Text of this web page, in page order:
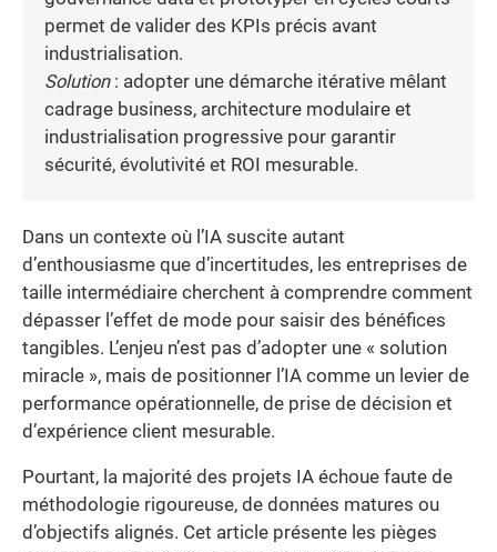
permet de valider des KPIs précis avant
industrialisation.
Solution: adopter une démarche itérative mêlant
cadrage business, architecture modulaire et
industrialisation progressive pour garantir
sécurité, évolutivité et ROI mesurable.
Dans un contexte où l’IA suscite autant
d’enthousiasme que d’incertitudes, les entreprises de
taille intermédiaire cherchent à comprendre comment
dépasser l’effet de mode pour saisir des bénéfices
tangibles. L’enjeu n’est pas d’adopter une « solution
miracle », mais de positionner l’IA comme un levier de
performance opérationnelle, de prise de décision et
d’expérience client mesurable.
Pourtant, la majorité des projets IA échoue faute de
méthodologie rigoureuse, de données matures ou
d’objectifs alignés. Cet article présente les pièges